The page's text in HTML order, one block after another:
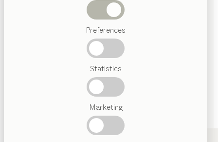
Preferences
Statistics
Marketing
Österreichisches
Handwerk
Wenn nicht anders angeführt, werden alle
Holzoberflächen mit reinem Naturöl veredelt.